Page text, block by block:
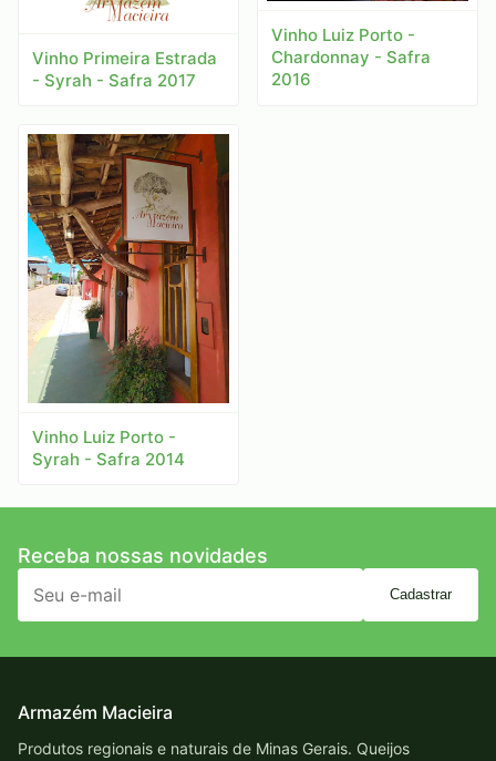
Vinho Primeira Estrada
- Syrah - Safra 2017
Vinho Luiz Porto -
Chardonnay - Safra
2016
Vinho Luiz Porto -
Syrah - Safra 2014
Receba nossas novidades
Cadastrar
Armazém Macieira
Produtos regionais e naturais de Minas Gerais. Queijos